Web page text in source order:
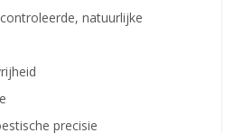
natuurlijke
precisie